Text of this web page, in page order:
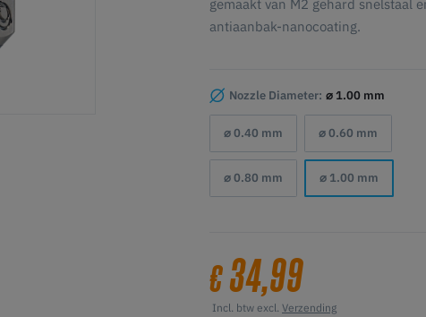
gemaakt van M2 gehard snelstaal
antiaanbak-nanocoating.
Nozzle Diameter: ⌀ 1.00 mm
⌀ 0.40 mm ⌀ 0.60 mm
⌀ 0.80 mm ⌀ 1.00 mm
€34,99
Incl. btw excl. Verzending